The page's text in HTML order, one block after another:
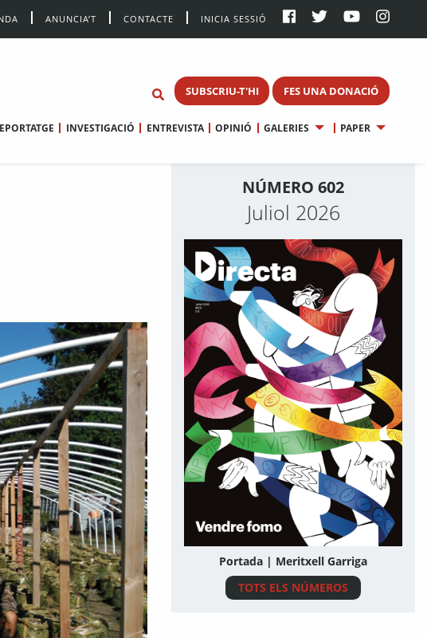
ANUNCIA’T CONTACTE INICIA SESSIÓ
SUBSCRIU-T'HI FES UNA DONACIÓ
INVESTIGACIÓ ENTREVISTA OPINIÓ GALERIES PAPER
NÚMERO 602
Juliol 2026
Portada | Meritxell Garriga
TOTS ELS NÚMEROS